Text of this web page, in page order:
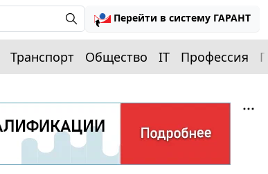
Перейти в систему ГАРАНТ
Транспорт Общество IT Профессия